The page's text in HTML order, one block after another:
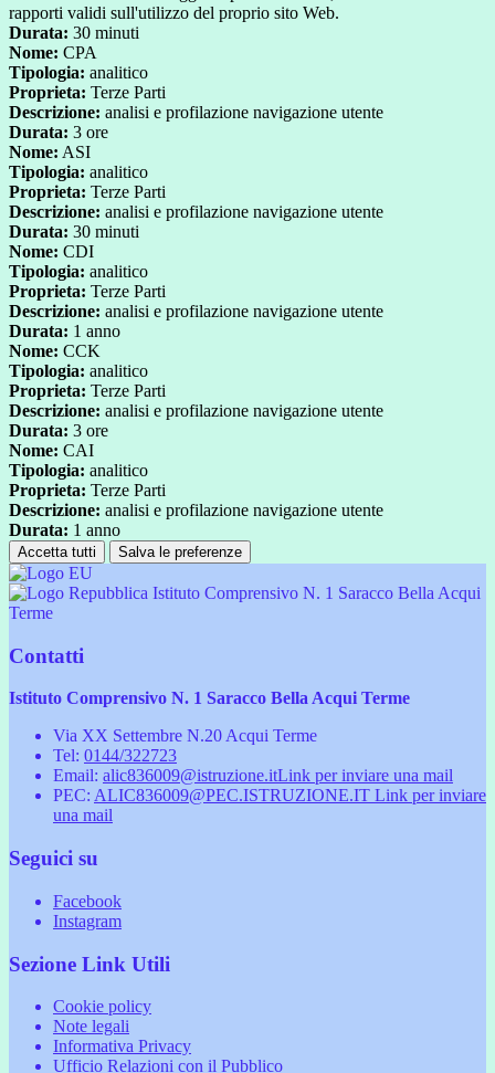
rapporti validi sull'utilizzo del proprio sito Web.
Durata: 30 minuti
Nome: CPA
Tipologia: analitico
Proprieta: Terze Parti
Descrizione: analisi e profilazione navigazione utente
Durata: 3 ore
Nome: ASI
Tipologia: analitico
Proprieta: Terze Parti
Descrizione: analisi e profilazione navigazione utente
Durata: 30 minuti
Nome: CDI
Tipologia: analitico
Proprieta: Terze Parti
Descrizione: analisi e profilazione navigazione utente
Durata: 1 anno
Nome: CCK
Tipologia: analitico
Proprieta: Terze Parti
Descrizione: analisi e profilazione navigazione utente
Durata: 3 ore
Nome: CAI
Tipologia: analitico
Proprieta: Terze Parti
Descrizione: analisi e profilazione navigazione utente
Durata: 1 anno
Accetta tutti Salva le preferenze
Istituto Comprensivo N. 1 Saracco Bella Acqui
Terme
Contatti
Istituto Comprensivo N. 1 Saracco Bella Acqui Terme
Via XX Settembre N.20 Acqui Terme
Tel: 0144/322723
Email: alic836009@istruzione.itLink per inviare una mail
PEC: ALIC836009@PEC.ISTRUZIONE.IT Link per inviare
una mail
Seguici su
Facebook
Instagram
Sezione Link Utili
Cookie policy
Note legali
Informativa Privacy
Ufficio Relazioni con il Pubblico